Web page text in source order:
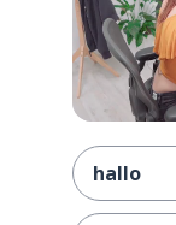
hallo